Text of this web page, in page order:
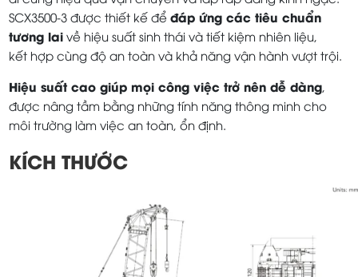
SCX3500-3 được thiết kế đểđáp ứng các tiêu chuẩn
tương lai về hiệu suất sinh thái và tiết kiệm nhiên liệu,
kết hợp cùng độ an toàn và khả năng vận hành vượt trội.
Hiệu suất cao giúp mọi công việc trở nên dễ dàng,
được nâng tầm bằng những tính năng thông minh cho
môi trường làm việc an toàn, ổn định.
KÍCH THƯỚC